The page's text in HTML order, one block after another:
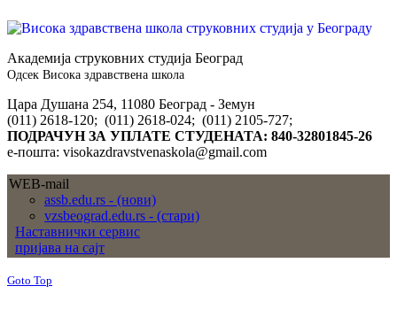
Академија струковних студија Београд
Одсек Висока здравствена школа
Цара Душана 254, 11080 Београд - Земун
(011) 2618-120; (011) 2618-024; (011) 2105-727;
ПОДРАЧУН ЗА УПЛАТЕ СТУДЕНАТА: 840-32801845-26
е-пошта: visokazdravstvenaskola@gmail.com
WEB-mail
assb.edu.rs - (нови)
vzsbeograd.edu.rs - (стари)
Наставнички сервис
пријава на сајт
Goto Top